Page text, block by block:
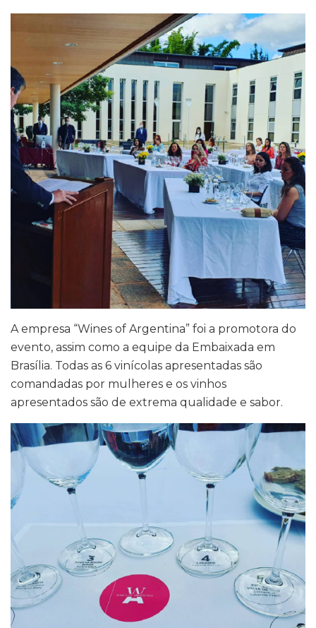
A empresa “Wines of Argentina” foi a promotora do
evento, assim como a equipe da Embaixada em
Brasília. Todas as 6 vinícolas apresentadas são
comandadas por mulheres e os vinhos
apresentados são de extrema qualidade e sabor.